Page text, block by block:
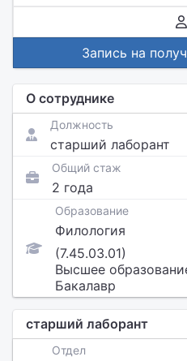
Запись на
О сотруднике
Должность
старший лаборант
Общий стаж
2 года
Образование
Филология
(7.45.03.01)
Высшее
Бакалавр
старший лаборант
Отдел